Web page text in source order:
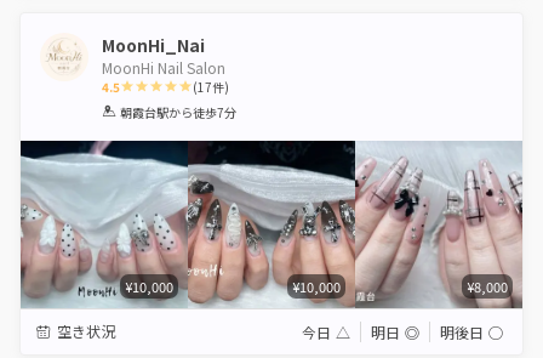
MoonHi_Nai
MoonHi Nail Salon
4.5
1 2 3 4 5
(17件)
朝霞台駅から徒歩7分
¥10,000 ¥10,000 ¥8,000
空き状況 今日 △ 明日 ◎ 明後日 ◯